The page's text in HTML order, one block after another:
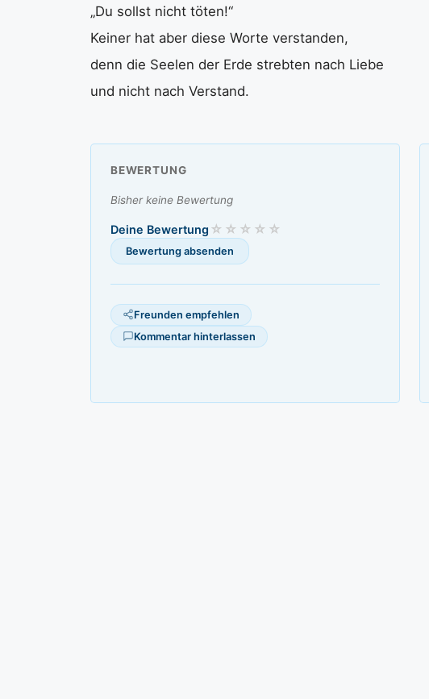
„Du sollst nicht töten!“
Keiner hat aber diese Worte verstanden,
denn die Seelen der Erde strebten nach Liebe
und nicht nach Verstand.
BEWERTUNG
Bisher keine Bewertung
Deine Bewertung
Freunden empfehlen
Kommentar hinterlassen